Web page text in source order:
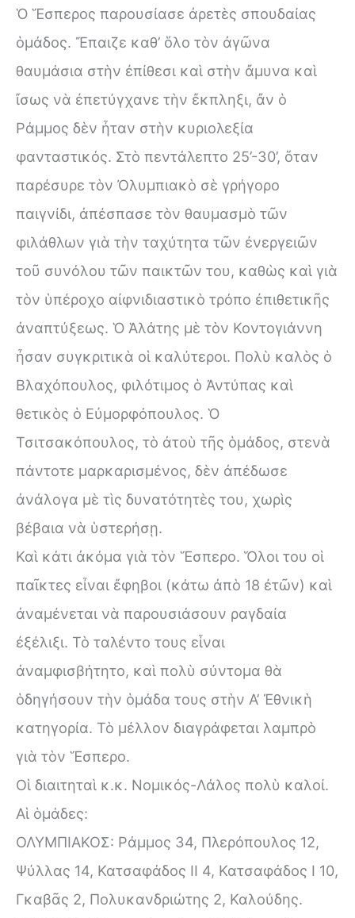
Ὁ Ἕσπερος παρουσίασε ἀρετὲς σπουδαίας
ὁμάδος. Ἔπαιζε καθ’ ὅλο τὸν ἀγῶνα
θαυμάσια στὴν ἐπίθεσι καὶ στὴν ἄμυνα καὶ
ἴσως νὰ ἐπετύγχανε τὴν ἔκπληξι, ἄν ὁ
Ράμμος δὲν ἦταν στὴν κυριολεξία
φανταστικός. Στὸ πεντάλεπτο 25’-30’, ὅταν
παρέσυρε τὸν Ὀλυμπιακὸ σὲ γρήγορο
παιγνίδι, ἀπέσπασε τὸν θαυμασμὸ τῶν
φιλάθλων γιὰ τὴν ταχύτητα τῶν ἐνεργειῶν
τοῦ συνόλου τῶν παικτῶν του, καθὼς καὶ γιὰ
τὸν ὑπέροχο αἰφνιδιαστικὸ τρόπο ἐπιθετικῆς
ἀναπτύξεως. Ὁ Ἁλάτης μὲ τὸν Κοντογιάννη
ἦσαν συγκριτικὰ οἱ καλύτεροι. Πολὺ καλὸς ὁ
Βλαχόπουλος, φιλότιμος ὁ Ἀντύπας καὶ
θετικὸς ὁ Εὐμορφόπουλος. Ὁ
Τσιτσακόπουλος, τὸ ἀτοὺ τῆς ὁμάδος, στενὰ
πάντοτε μαρκαρισμένος, δὲν ἀπέδωσε
ἀνάλογα μὲ τὶς δυνατότητὲς του, χωρὶς
βέβαια νὰ ὑστερήσῃ.
Καὶ κάτι ἀκόμα γιὰ τὸν Ἕσπερο. Ὅλοι του οἱ
παῖκτες εἶναι ἔφηβοι (κάτω ἀπὸ 18 ἐτῶν) καὶ
ἀναμένεται νὰ παρουσιάσουν ραγδαία
ἐξέλιξι. Τὸ ταλέντο τους εἶναι
ἀναμφισβήτητο, καὶ πολὺ σύντομα θὰ
ὁδηγήσουν τὴν ὁμάδα τους στὴν Α’ Ἐθνικὴ
κατηγορία. Τὸ μέλλον διαγράφεται λαμπρὸ
γιὰ τὸν Ἕσπερο.
Οἱ διαιτηταὶ κ.κ. Νομικός-Λάλος πολὺ καλοί.
Αἱ ὁμάδες:
ΟΛΥΜΠΙΑΚΟΣ: Ράμμος 34, Πλερόπουλος 12,
Ψύλλας 14, Κατσαφάδος ΙΙ 4, Κατσαφάδος I 10,
Γκαβᾶς 2, Πολυκανδριώτης 2, Καλούδης.